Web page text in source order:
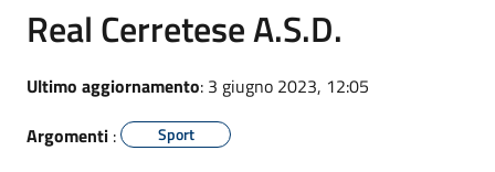
Real Cerretese A.S.D.
Ultimo aggiornamento: 3 giugno 2023, 12:05
Argomenti : Sport